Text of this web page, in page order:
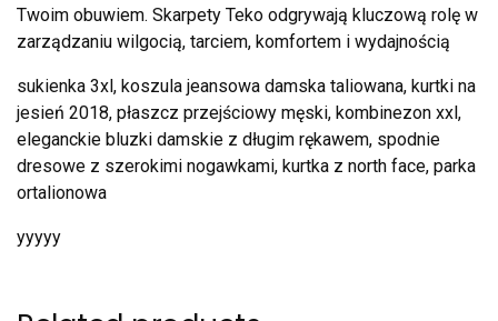
Twoim obuwiem. Skarpety Teko odgrywają kluczową rolę w
zarządzaniu wilgocią, tarciem, komfortem i wydajnością
sukienka 3xl, koszula jeansowa damska taliowana, kurtki na
jesień 2018, płaszcz przejściowy męski, kombinezon xxl,
eleganckie bluzki damskie z długim rękawem, spodnie
dresowe z szerokimi nogawkami, kurtka z north face, parka
ortalionowa
yyyyy